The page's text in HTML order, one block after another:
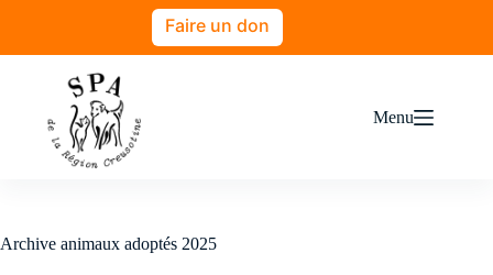
Faire un don
Menu
Archive animaux adoptés 2025